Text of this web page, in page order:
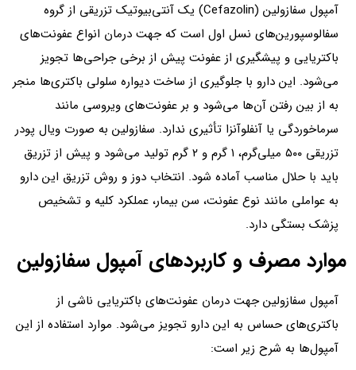
آمپول سفازولین (Cefazolin) یک آنتی‌بیوتیک تزریقی از گروه
سفالوسپورین‌های نسل اول است که جهت درمان انواع عفونت‌های
باکتریایی و پیشگیری از عفونت پیش از برخی جراحی‌ها تجویز
می‌شود. این دارو با جلوگیری از ساخت دیواره سلولی باکتری‌ها منجر
به از بین رفتن آن‌ها می‌شود و بر عفونت‌های ویروسی مانند
سرماخوردگی یا آنفلوآنزا تأثیری ندارد. سفازولین به‌ صورت ویال پودر
تزریقی ۵۰۰ میلی‌گرم، ۱ گرم و ۲ گرم تولید می‌شود و پیش از تزریق
باید با حلال مناسب آماده شود. انتخاب دوز و روش تزریق این دارو
به عواملی مانند نوع عفونت، سن بیمار، عملکرد کلیه و تشخیص
پزشک بستگی دارد.
موارد مصرف و کاربردهای آمپول سفازولین
آمپول سفازولین جهت درمان عفونت‌های باکتریایی ناشی از
باکتری‌های حساس به این دارو تجویز می‌شود. موارد استفاده از این
آمپول‌ها به شرح زیر است: